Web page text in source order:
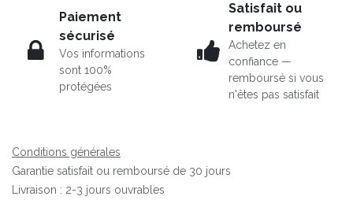
Paiement
sécurisé
Vos informations
sont 100%
protégées
Satisfait ou
remboursé
Achetez en
confiance —
remboursé si vous
n'êtes pas satisfait
Conditions générales
Garantie satisfait ou remboursé de 30 jours
Livraison : 2-3 jours ouvrables